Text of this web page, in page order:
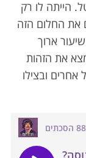
הייתה לו רק
את החלום הזה
ארוך
את הזהות
ובצילו